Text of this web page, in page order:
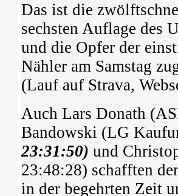
Das ist die
sechsten Auflage des
und die Opfer der
Nähler am Samstag
(Lauf auf Strava,
Auch Lars Donath
Bandowski (LG
23:31:50) und
23:48:28) schafften
in der begehrten Zeit